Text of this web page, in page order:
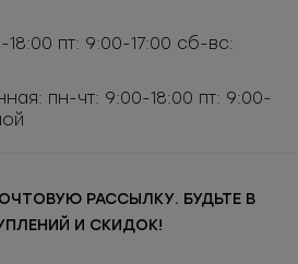
18:00 пт: 9:00-17:00 сб-вс:
пн-чт: 9:00-18:00 пт: 9:00-
РАССЫЛКУ. БУДЬТЕ В
И СКИДОК!